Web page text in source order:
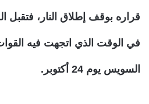
قراره بوقف إطلاق النار، فتقبل
في الوقت الذي اتجهت فيه القوات
السويس يوم 24 أكتوبر.